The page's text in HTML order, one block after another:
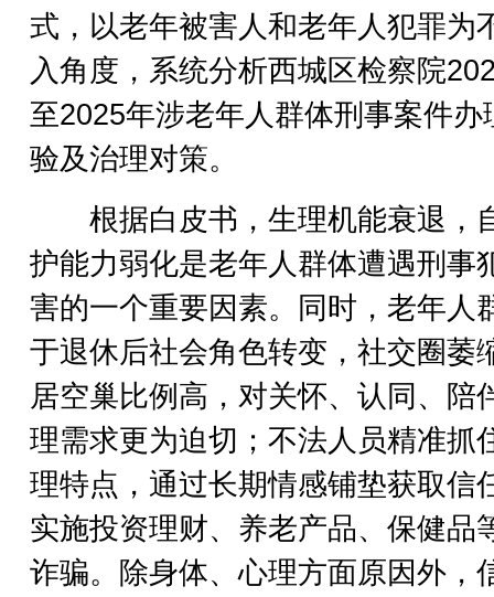
式，以老年被害人和老年人犯罪为
入角度，系统分析西城区检察院
至2025年涉老年人群体刑事案件办
验及治理对策。
根据白皮书，生理机能衰退，
护能力弱化是老年人群体遭遇刑事
害的一个重要因素。同时，老年人
于退休后社会角色转变，社交圈萎
居空巢比例高，对关怀、认同、陪
理需求更为迫切；不法人员精准抓
理特点，通过长期情感铺垫获取信
实施投资理财、养老产品、保健品
诈骗。除身体、心理方面原因外，